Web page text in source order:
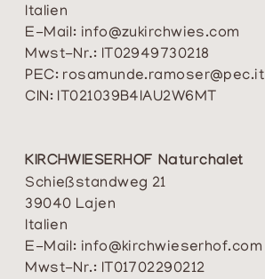
Italien
E-Mail: info@zukirchwies.com
Mwst-Nr.: IT02949730218
PEC: rosamunde.ramoser@pec.it
CIN: IT021039B4IAU2W6MT
KIRCHWIESERHOF Naturchalet
Schießstandweg 21
39040 Lajen
Italien
E-Mail: info@kirchwieserhof.com
Mwst-Nr.: IT01702290212